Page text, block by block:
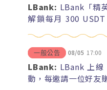
LBank: LBank「精
解鎖每月 300
一般公告 08/05 17:00
LBank: LBank 上
動，每邀請一位好友